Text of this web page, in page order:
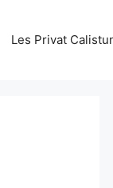
Les Privat